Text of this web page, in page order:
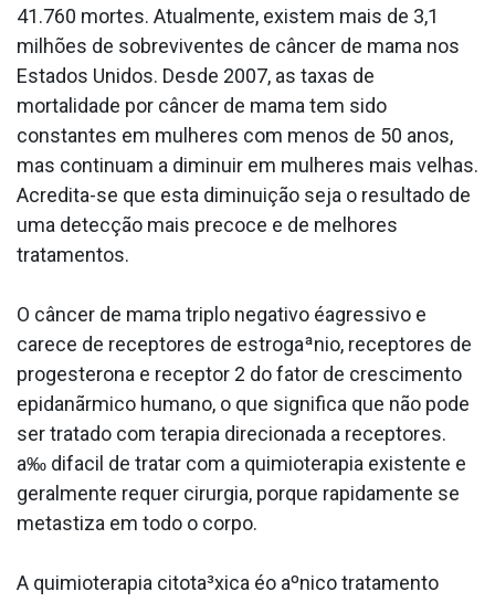
41.760 mortes. Atualmente, existem mais de 3,1
milhões de sobreviventes de câncer de mama nos
Estados Unidos. Desde 2007, as taxas de
mortalidade por câncer de mama tem sido
constantes em mulheres com menos de 50 anos,
mas continuam a diminuir em mulheres mais velhas.
Acredita-se que esta diminuição seja o resultado de
uma detecção mais precoce e de melhores
tratamentos.
O câncer de mama triplo negativo éagressivo e
carece de receptores de estrogaªnio, receptores de
progesterona e receptor 2 do fator de crescimento
epidanãrmico humano, o que significa que não pode
ser tratado com terapia direcionada a receptores.
a‰ difa­cil de tratar com a quimioterapia existente e
geralmente requer cirurgia, porque rapidamente se
metastiza em todo o corpo.
A quimioterapia citota³xica éo aºnico tratamento